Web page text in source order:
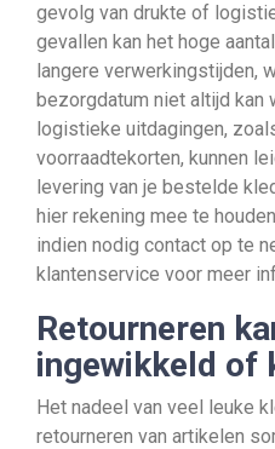
gevolg van drukte of
gevallen kan het hoge
langere verwerkingstijden,
bezorgdatum niet altijd kan
logistieke uitdagingen,
voorraadtekorten, kunnen
levering van je bestelde
hier rekening mee te
indien nodig contact op te
klantenservice voor meer
Retourneren
ingewikkeld of
Het nadeel van veel leuke
retourneren van artikelen